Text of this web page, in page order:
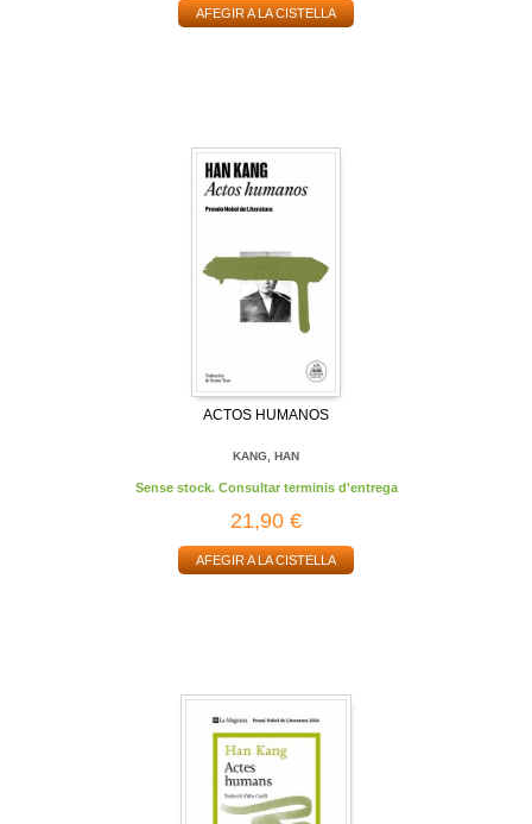
AFEGIR A LA CISTELLA
ACTOS HUMANOS
KANG, HAN
Sense stock. Consultar terminis d'entrega
21,90 €
AFEGIR A LA CISTELLA